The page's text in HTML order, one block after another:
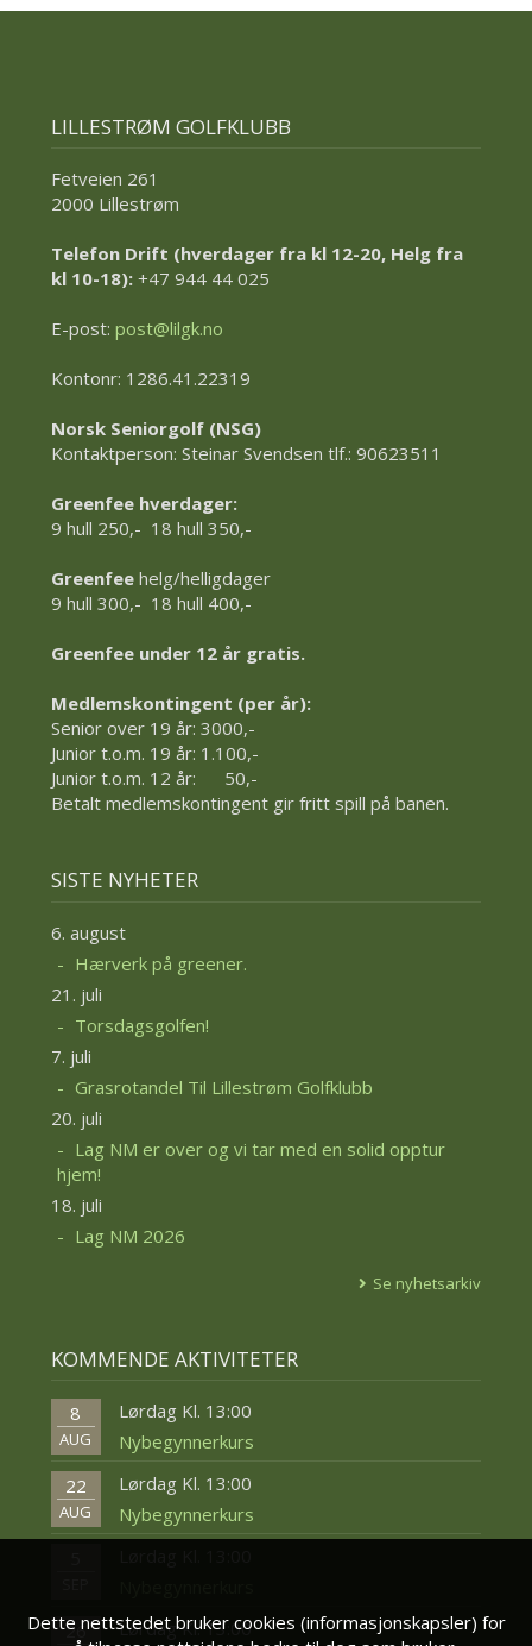
LILLESTRØM GOLFKLUBB
Fetveien 261
2000 Lillestrøm
Telefon Drift (hverdager fra kl 12-20, Helg fra
kl 10-18): +47 944 44 025
E-post: post@lilgk.no
Kontonr: 1286.41.22319
Norsk Seniorgolf (NSG)
Kontaktperson: Steinar Svendsen tlf.: 90623511
Greenfee hverdager:
9 hull 250,- 18 hull 350,-
Greenfee helg/helligdager
9 hull 300,- 18 hull 400,-
Greenfee under 12 år gratis.
Medlemskontingent (per år):
Senior over 19 år: 3000,-
Junior t.o.m. 19 år: 1.100,-
Junior t.o.m. 12 år: 50,-
Betalt medlemskontingent gir fritt spill på banen.
SISTE NYHETER
6. august
Hærverk på greener.
21. juli
Torsdagsgolfen!
7. juli
Grasrotandel Til Lillestrøm Golfklubb
20. juli
Lag NM er over og vi tar med en solid opptur
hjem!
18. juli
Lag NM 2026
Se nyhetsarkiv
KOMMENDE AKTIVITETER
8
AUG
Lørdag Kl. 13:00
Nybegynnerkurs
22
AUG
Lørdag Kl. 13:00
Nybegynnerkurs
26
Lørdag Kl. 13:00
Dette nettstedet bruker cookies (informasjonskapsler) for